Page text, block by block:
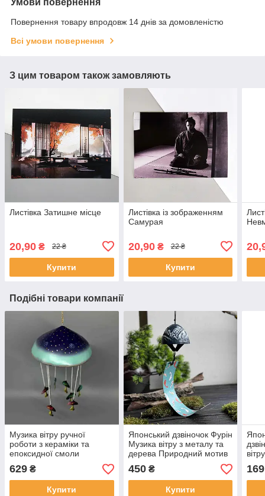
Умови повернення
Повернення товару впродовж 14 днів за домовленістю
Всі умови повернення
З цим товаром також замовляють
Листівка Затишне місце
20,90 ₴ 22 ₴
Купити
Листівка із зображенням
Самурая
20,90₴ 22 ₴
Купити
Подібні товари компанії
Музика вітру ручної
роботи з кераміки та
епоксидної смоли
Грибний Дощ
629 ₴
Купити
Японський дзвіночок Фурін
Музика вітру з металу та
дерева Природний мотив
450₴
Купити
169